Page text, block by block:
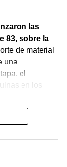
las
83, sobre la
de material
una
el
en los